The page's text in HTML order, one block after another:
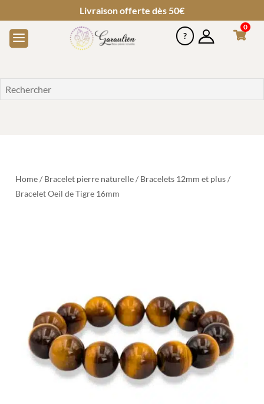
Livraison offerte dès 50€
0
Home/ Bracelet pierre naturelle/ Bracelets 12mm et plus/
Bracelet Oeil de Tigre 16mm